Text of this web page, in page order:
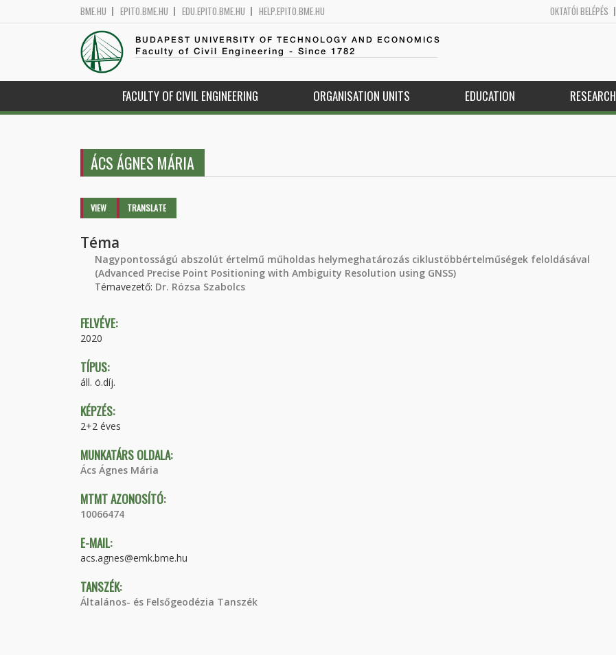
BME.HU EPITO.BME.HU EDU.EPITO.BME.HU HELP.EPITO.BME.HU OKTATÓI BELÉPÉS
BUDAPEST UNIVERSITY OF TECHNOLOGY AND ECONOMICS
Faculty of Civil Engineering - Since 1782
FACULTY OF CIVIL ENGINEERING ORGANISATION UNITS EDUCATION RESEARCH
ÁCS ÁGNES MÁRIA
Primary tabs
VIEW (ACTIVETRANSLATE
Téma
Nagypontosságú abszolút értelmű műholdas helymeghatározás ciklustöbbértelműségek feloldásával
(Advanced Precise Point Positioning with Ambiguity Resolution using GNSS)
Témavezető: Dr. Rózsa Szabolcs
FELVÉVE:
2020
TÍPUS:
áll. ö.díj.
KÉPZÉS:
2+2 éves
MUNKATÁRS OLDALA:
Ács Ágnes Mária
MTMT AZONOSÍTÓ:
10066474
E-MAIL:
acs.agnes@emk.bme.hu
TANSZÉK:
Általános- és Felsőgeodézia Tanszék